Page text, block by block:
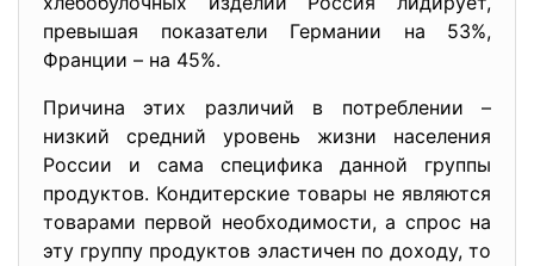
превышая показатели Германии на 53%,
Франции – на 45%.
Причина этих различий в потреблении –
низкий средний уровень жизни населения
России и сама специфика данной группы
продуктов. Кондитерские товары не являются
товарами первой необходимости, а спрос на
эту группу продуктов эластичен по доходу, то